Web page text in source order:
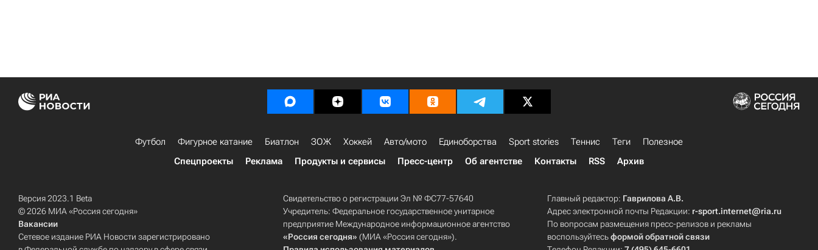
Футбол Фигурное катание Биатлон ЗОЖ Хоккей Авто/мото Единоборства Sport stories Теннис Теги
Полезное
Спецпроекты
Реклама Продукты и сервисы Пресс-центр Об агентстве Контакты RSS Архив
Версия 2023.1 Beta
© 2026 МИА «Россия сегодня»
Вакансии
Сетевое издание РИА Новости зарегистрировано
Свидетельство о регистрации Эл № ФС77-57640
Учредитель: Федеральное государственное унитарное
предприятие Международное информационное агентство
«Россия сегодня» (МИА «Россия сегодня»).
Главный редактор: Гаврилова А.В.
Адрес электронной почты Редакции: r-sport.internet@ria.ru
По вопросам размещения пресс-релизов и рекламы
воспользуйтесьформой обратной связи